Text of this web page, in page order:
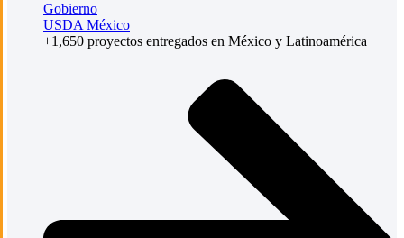
Gobierno
USDA México
+1,650 proyectos entregados en México y Latinoamérica